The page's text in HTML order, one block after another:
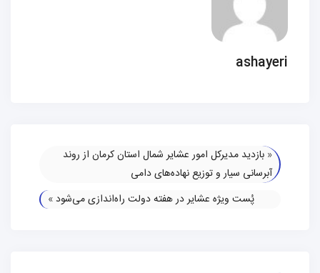
ashayeri
« بازدید مدیرکل امور عشایر شمال استان کرمان از روند
آبرسانی سیار و توزیع نهاده‌های دامی
پُست ویژه عشایر در هفته دولت راه‌اندازی می‌شود»